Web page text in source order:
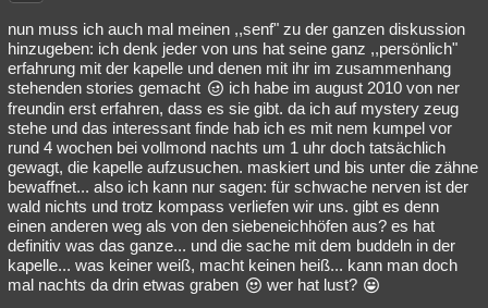
nun muss ich auch mal meinen ,,senf" zu der ganzen diskussion
hinzugeben: ich denk jeder von uns hat seine ganz ,,persönlich"
erfahrung mit der kapelle und denen mit ihr im zusammenhang
stehenden stories gemacht
ich habe im august 2010 von ner
freundin erst erfahren, dass es sie gibt. da ich auf mystery zeug
stehe und das interessant finde hab ich es mit nem kumpel vor
rund 4 wochen bei vollmond nachts um 1 uhr doch tatsächlich
gewagt, die kapelle aufzusuchen. maskiert und bis unter die zähne
bewaffnet... also ich kann nur sagen: für schwache nerven ist der
wald nichts und trotz kompass verliefen wir uns. gibt es denn
einen anderen weg als von den siebeneichhöfen aus? es hat
definitiv was das ganze... und die sache mit dem buddeln in der
kapelle... was keiner weiß, macht keinen heiß... kann man doch
mal nachts da drin etwas graben
wer hat lust?